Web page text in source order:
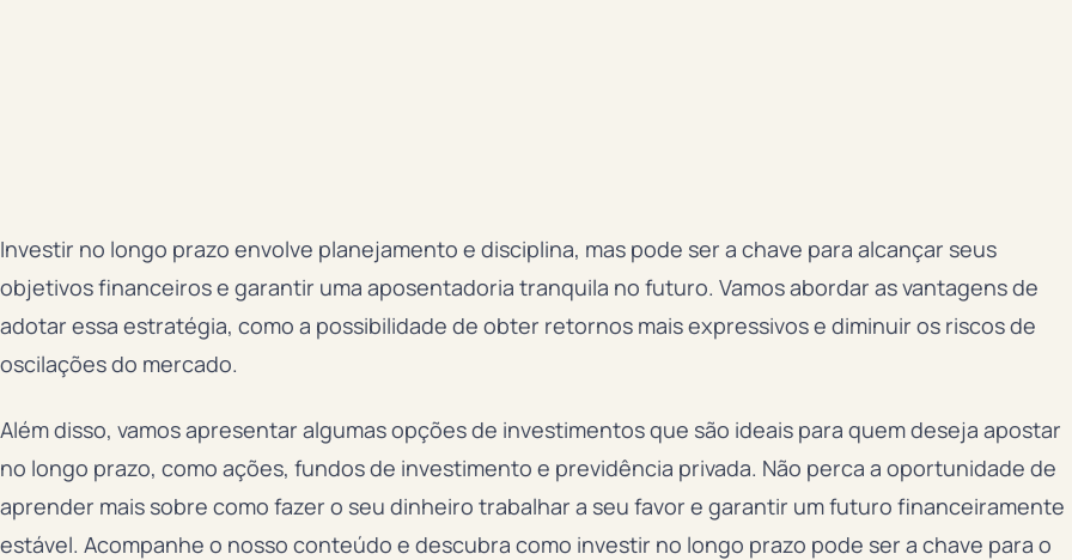
Investir no longo prazo envolve planejamento e disciplina, mas pode ser a chave para alcançar seus
objetivos financeiros e garantir uma aposentadoria tranquila no futuro. Vamos abordar as vantagens de
adotar essa estratégia, como a possibilidade de obter retornos mais expressivos e diminuir os riscos de
oscilações do mercado.
Além disso, vamos apresentar algumas opções de investimentos que são ideais para quem deseja apostar
no longo prazo, como ações, fundos de investimento e previdência privada. Não perca a oportunidade de
aprender mais sobre como fazer o seu dinheiro trabalhar a seu favor e garantir um futuro financeiramente
estável. Acompanhe o nosso conteúdo e descubra como investir no longo prazo pode ser a chave para o